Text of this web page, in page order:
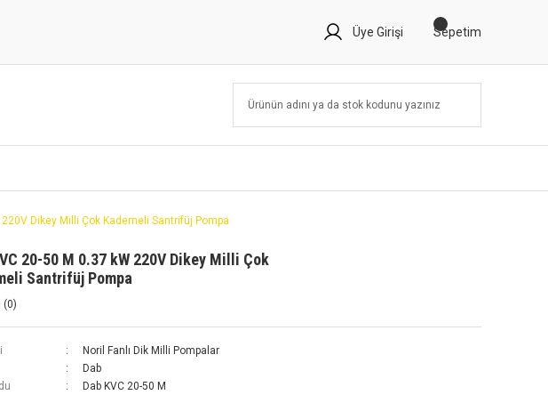
Üye Girişi Sepetim
220V Dikey Milli Çok Kademeli Santrifüj Pompa
20-50 M 0.37 kW 220V Dikey Milli Çok
Santrifüj Pompa
(0)
Noril Fanlı Dik Milli Pompalar
Dab
Dab KVC 20-50 M